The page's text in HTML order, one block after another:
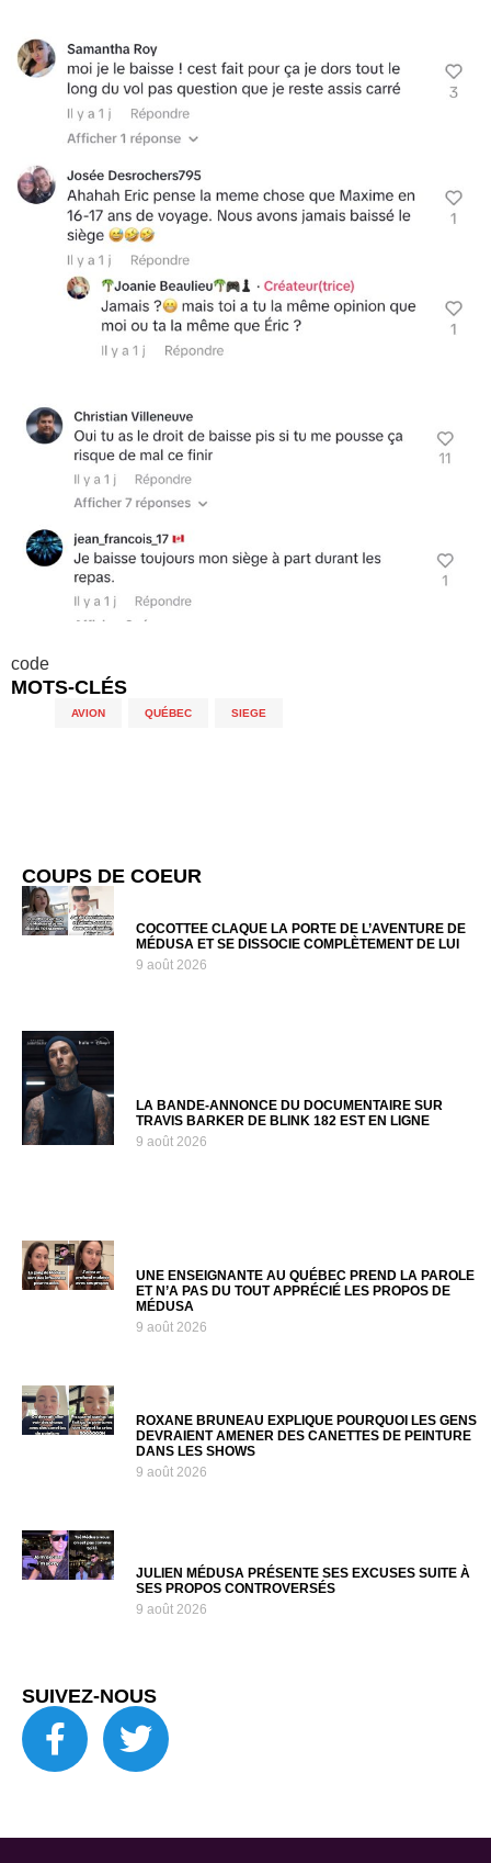
code
MOTS-CLÉS
AVION QUÉBEC SIEGE
COUPS DE COEUR
COCOTTEE CLAQUE LA PORTE DE L’AVENTURE DE
MÉDUSA ET SE DISSOCIE COMPLÈTEMENT DE LUI
9 août 2026
LA BANDE-ANNONCE DU DOCUMENTAIRE SUR
TRAVIS BARKER DE BLINK 182 EST EN LIGNE
9 août 2026
UNE ENSEIGNANTE AU QUÉBEC PREND LA PAROLE
ET N’A PAS DU TOUT APPRÉCIÉ LES PROPOS DE
MÉDUSA
9 août 2026
ROXANE BRUNEAU EXPLIQUE POURQUOI LES GENS
DEVRAIENT AMENER DES CANETTES DE PEINTURE
DANS LES SHOWS
9 août 2026
JULIEN MÉDUSA PRÉSENTE SES EXCUSES SUITE À
SES PROPOS CONTROVERSÉS
9 août 2026
SUIVEZ-NOUS